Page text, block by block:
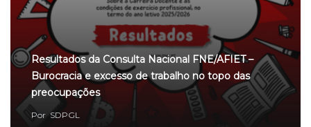
Resultados da Consulta Nacional FNE/AFIET –
Burocracia e excesso de trabalho no topo das
preocupações
Por SDPGL